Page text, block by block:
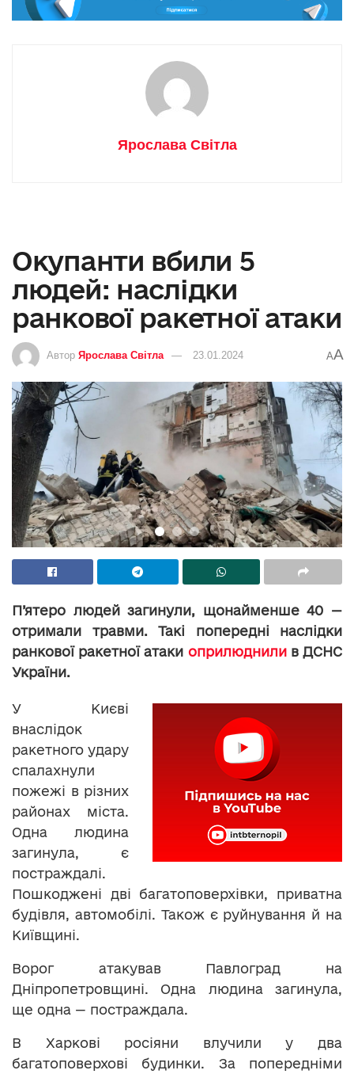
Ярослава Світла
Окупанти вбили 5
людей: наслідки
ранкової ракетної атаки
Автор Ярослава Світла 23.01.2024 AA
П’ятеро людей загинули, щонайменше 40 —
отримали травми. Такі попередні наслідки
ранкової ракетної атаки оприлюднилив ДСНС
України.
У Києві
внаслідок
ракетного удару
спалахнули
пожежі в різних
районах міста.
Одна людина
загинула, є
постраждалі.
Пошкоджені дві багатоповерхівки, приватна
будівля, автомобілі. Також є руйнування й на
Київщині.
Ворог атакував Павлоград на
Дніпропетровщині. Одна людина загинула,
ще одна — постраждала.
В Харкові росіяни влучили у два
багатоповерхові будинки. За попередніми